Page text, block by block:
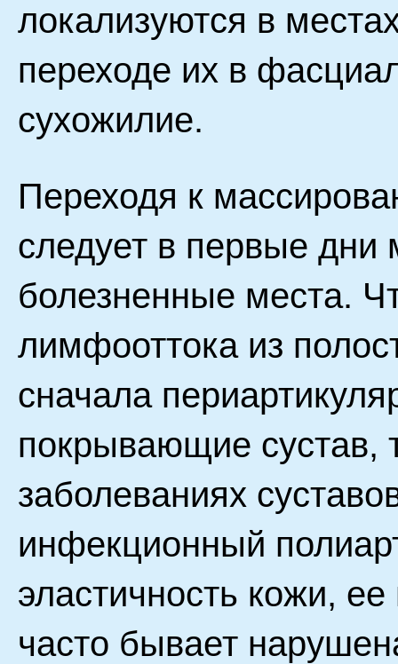
локализуются в
переходе их в
сухожилие.
Переходя к
следует в первые дни
болезненные места.
лимфооттока из
сначала
покрывающие сустав,
заболеваниях
инфекционный
эластичность кожи,
часто бывает